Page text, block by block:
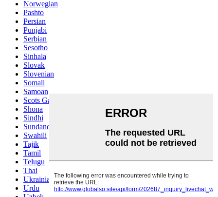
Norwegian
Pashto
Persian
Punjabi
Serbian
Sesotho
Sinhala
Slovak
Slovenian
Somali
Samoan
Scots Gaelic
Shona
Sindhi
Sundanese
Swahili
Tajik
Tamil
Telugu
Thai
Ukrainian
Urdu